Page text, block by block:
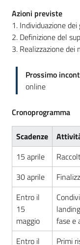
Azioni previste
1. Individuazione
2. Definizione del
3. Realizzazione dei
Prossimo
online
Cronoprogramma
Scadenze
15 aprile
30 aprile
Entro il
15
maggio
fase e
Entro il
Primi